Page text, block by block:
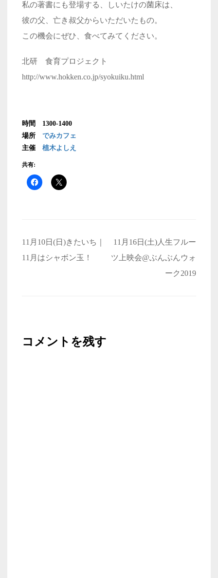
私の著書にも登場する、しいたけの菌床は、
彼の父、亡き叔父からいただいたもの。
この機会にぜひ、食べてみてください。
北研 食育プロジェクト
http://www.hokken.co.jp/syokuiku.html
時間 1300-1400
場所 でみカフェ
主催 植木よしえ
共有:
投
稿
シ
11月10日(日)きたいち｜
11月はシャボン玉！
11月16日(土)人生フルー
ツ上映会@ぶんぶんウォ
ーク2019
コメントを残す